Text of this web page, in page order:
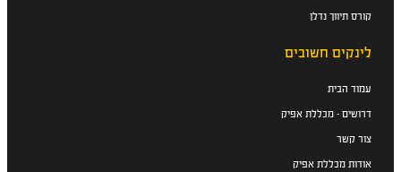
קורס תיווך נדלן
לינקים חשובים
עמוד הבית
דרושים - מכללת אפיק
צור קשר
אודות מכללת אפיק